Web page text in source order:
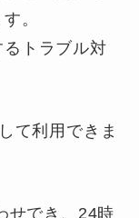
。
トラブル対
て利用できま
せでき、24時